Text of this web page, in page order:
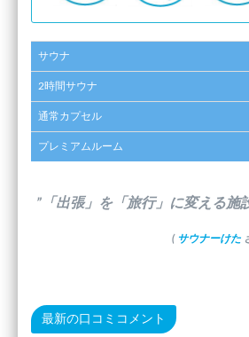
サウナ
2時間サウナ
通常カプセル
プレミアムルーム
”「出張」を「旅行」に変える施
( サウナーけた
最新の口コミコメント